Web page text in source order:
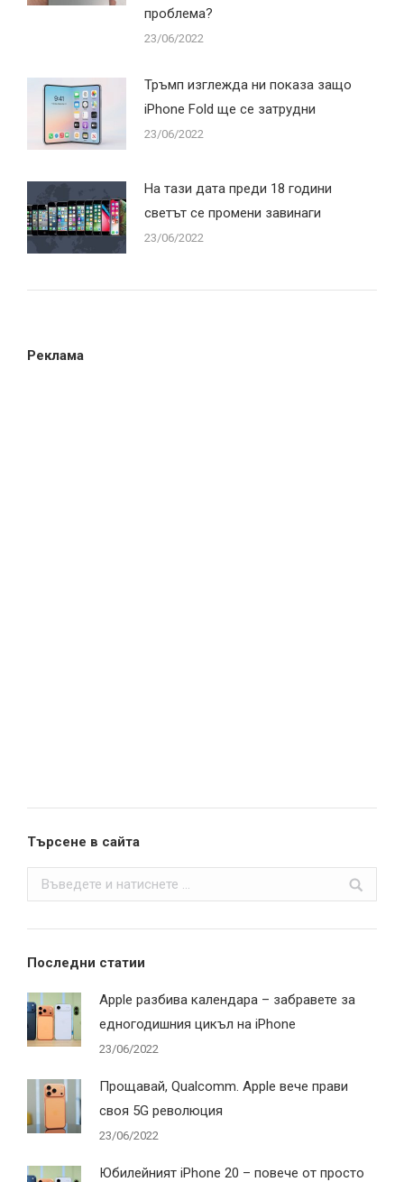
проблема?
23/06/2022
Тръмп изглежда ни показа защо
iPhone Fold ще се затрудни
23/06/2022
На тази дата преди 18 години
светът се промени завинаги
23/06/2022
Реклама
Търсене в сайта
Search:
Последни статии
Apple разбива календара – забравете за
едногодишния цикъл на iPhone
23/06/2022
Прощавай, Qualcomm. Apple вече прави
своя 5G революция
23/06/2022
Юбилейният iPhone 20 – повече от просто